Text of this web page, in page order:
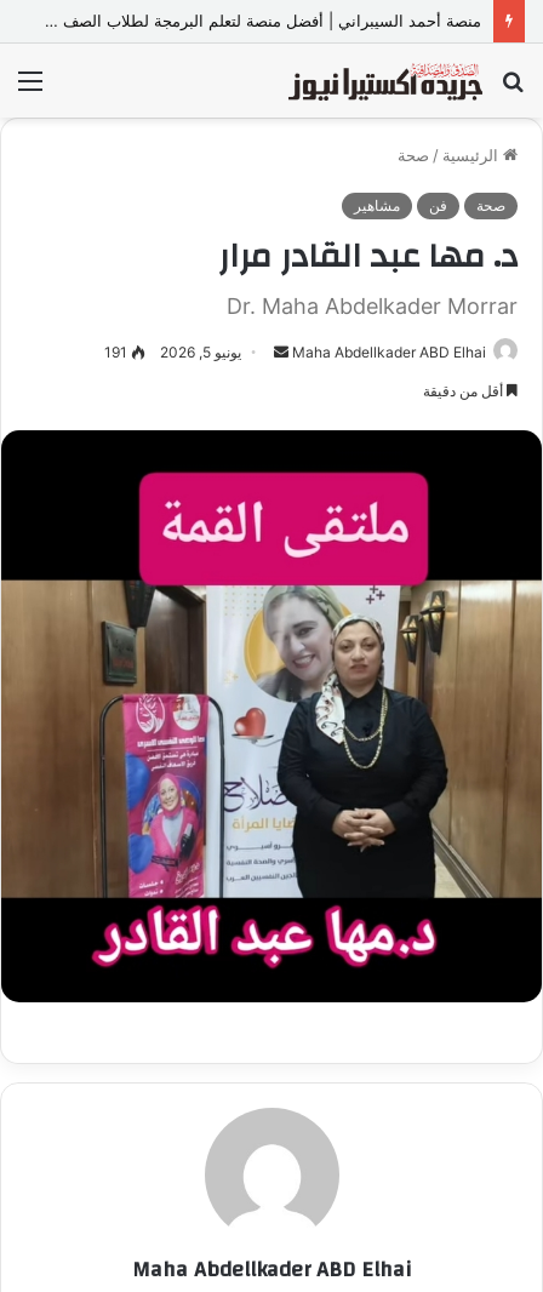
منصة أحمد السيبراني | أفضل منصة لتعلم البرمجة لطلاب الصف الأول والثاني الثانوي والبكالوريا
بحث
عن
الرئيسية / صحة
صحة فن مشاهير
د. مها عبد القادر مرار
Dr. Maha Abdelkader Morrar
Maha Abdellkader ABD Elhai
ب
ا
إ
ل
ك
ت
ن
ي
ا
يونيو 5, 2026 191
أقل من دقيقة
Maha Abdellkader ABD Elhai